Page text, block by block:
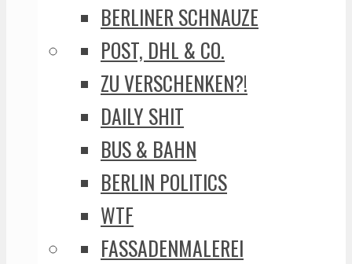
BERLINER SCHNAUZE
POST, DHL & CO.
ZU VERSCHENKEN?!
DAILY SHIT
BUS & BAHN
BERLIN POLITICS
WTF
FASSADENMALEREI